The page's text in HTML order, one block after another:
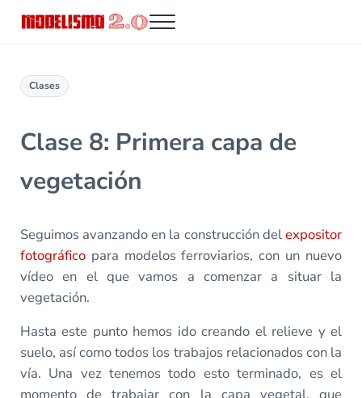
Menu
Clases
Clase 8: Primera capa de
vegetación
Seguimos avanzando en la construcción delexpositor
fotográficopara modelos ferroviarios, con un nuevo
vídeo en el que vamos a comenzar a situar la
vegetación.
Hasta este punto hemos ido creando el relieve y el
suelo, así como todos los trabajos relacionados con la
vía. Una vez tenemos todo esto terminado, es el
momento de trabajar con la capa vegetal, que